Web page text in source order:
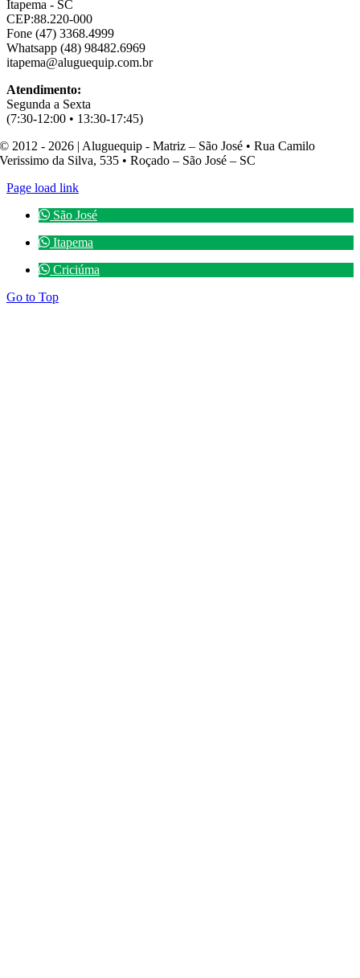
Itapema - SC
CEP:88.220-000
Fone (47) 3368.4999
Whatsapp (48) 98482.6969
itapema@aluguequip.com.br
Atendimento:
Segunda a Sexta
(7:30-12:00 • 13:30-17:45)
© 2012 - 2026 | Aluguequip - Matriz – São José • Rua Camilo
Verissimo da Silva, 535 • Roçado – São José – SC
Page load link
São José
Itapema
Criciúma
Go to Top